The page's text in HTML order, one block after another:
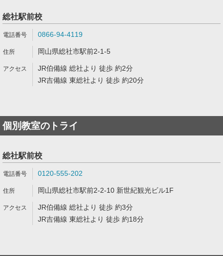
総社駅前校
0866-94-4119
岡山県総社市駅前2-1-5
JR伯備線 総社より 徒歩 約2分
JR吉備線 東総社より 徒歩 約20分
個別教室のトライ
総社駅前校
0120-555-202
岡山県総社市駅前2-2-10 新世紀観光ビル1F
JR伯備線 総社より 徒歩 約3分
JR吉備線 東総社より 徒歩 約18分